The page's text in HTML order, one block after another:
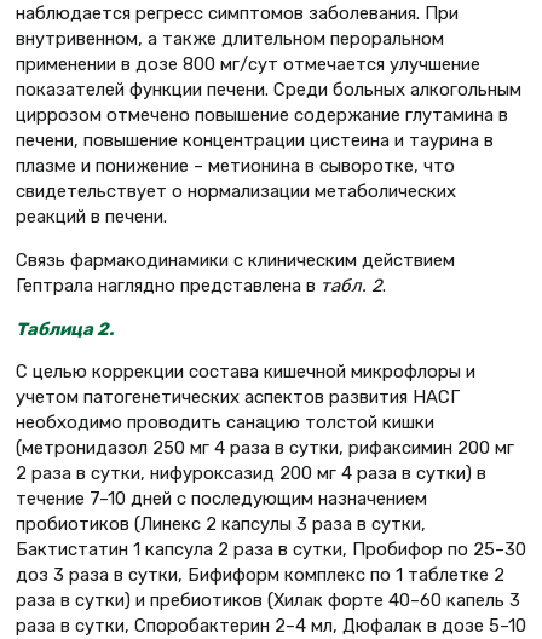
наблюдается регресс симптомов заболевания. При
внутривенном, а также длительном пероральном
применении в дозе 800 мг/сут отмечается улучшение
показателей функции печени. Среди больных алкогольным
циррозом отмечено повышение содержание глутамина в
печени, повышение концентрации цистеина и таурина в
плазме и понижение – метионина в сыворотке, что
свидетельствует о нормализации метаболических
реакций в печени.
Связь фармакодинамики с клиническим действием
Гептрала наглядно представлена в табл. 2.
Таблица 2.
С целью коррекции состава кишечной микрофлоры и
учетом патогенетических аспектов развития НАСГ
необходимо проводить санацию толстой кишки
(метронидазол 250 мг 4 раза в сутки, рифаксимин 200 мг
2 раза в сутки, нифуроксазид 200 мг 4 раза в сутки) в
течение 7–10 дней с последующим назначением
пробиотиков (Линекс 2 капсулы 3 раза в сутки,
Бактистатин 1 капсула 2 раза в сутки, Пробифор по 25–30
доз 3 раза в сутки, Бифиформ комплекс по 1 таблетке 2
раза в сутки) и пребиотиков (Хилак форте 40–60 капель 3
раза в сутки, Споробактерин 2–4 мл, Дюфалак в дозе 5–10